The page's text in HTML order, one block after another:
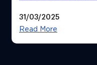
31/03/2025
Read More